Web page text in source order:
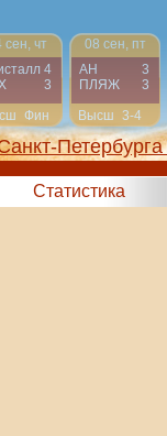
сен, чт
4
3
Фин
08 сен, пт
АН
3
ПЛЯЖ
3
Высш 3-4
Статистика